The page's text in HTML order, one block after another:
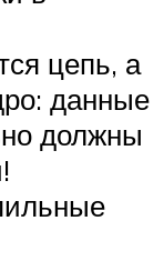
цепь, а
данные
должны